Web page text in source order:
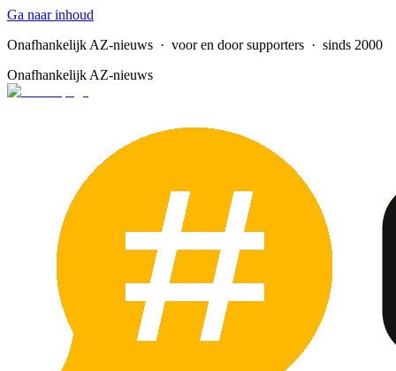
Ga naar inhoud
Onafhankelijk AZ-nieuws · voor en door supporters · sinds 2000
Onafhankelijk AZ-nieuws